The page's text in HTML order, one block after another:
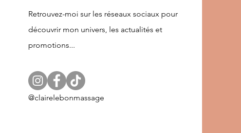
Retrouvez-moi sur les réseaux sociaux pour
découvrir mon univers, les actualités et
promotions...
@clairelebonmassage